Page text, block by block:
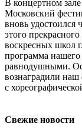
В концертном зале
Московский
вновь удостоился
этого
воскресных школ
программа нашего
равнодушными.
вознаградили
с
Свежие новости